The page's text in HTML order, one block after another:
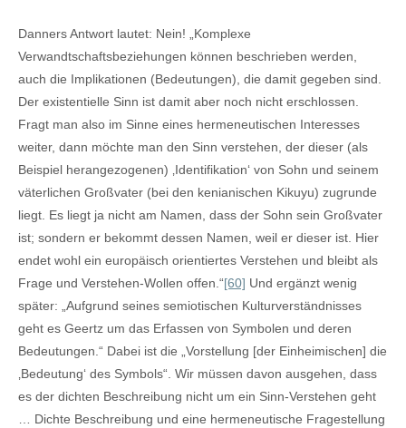
Danners Antwort lautet: Nein! „Komplexe
Verwandtschaftsbeziehungen können beschrieben werden,
auch die Implikationen (Bedeutungen), die damit gegeben sind.
Der existentielle Sinn ist damit aber noch nicht erschlossen.
Fragt man also im Sinne eines hermeneutischen Interesses
weiter, dann möchte man den Sinn verstehen, der dieser (als
Beispiel herangezogenen) ‚Identifikation‘ von Sohn und seinem
väterlichen Großvater (bei den kenianischen Kikuyu) zugrunde
liegt. Es liegt ja nicht am Namen, dass der Sohn sein Großvater
ist; sondern er bekommt dessen Namen, weil er dieser ist. Hier
endet wohl ein europäisch orientiertes Verstehen und bleibt als
Frage und Verstehen-Wollen offen.“[60] Und ergänzt wenig
später: „Aufgrund seines semiotischen Kulturverständnisses
geht es Geertz um das Erfassen von Symbolen und deren
Bedeutungen.“ Dabei ist die „Vorstellung [der Einheimischen] die
‚Bedeutung‘ des Symbols“. Wir müssen davon ausgehen, dass
es der dichten Beschreibung nicht um ein Sinn-Verstehen geht
… Dichte Beschreibung und eine hermeneutische Fragestellung